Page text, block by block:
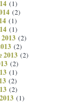
(1)
(2)
(1)
(1)
(2)
(2)
2013 (2)
(2)
(1)
(2)
(2)
(1)